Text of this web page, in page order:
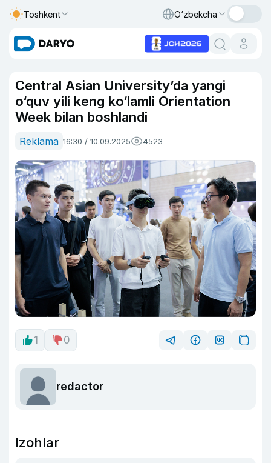
Toshkent O‘zbekcha
Central Asian Universityʼda yangi
o‘quv yili keng ko‘lamli Orientation
Week bilan boshlandi
Reklama 16:30 / 10.09.2025 4523
1 0
redactor
Izohlar